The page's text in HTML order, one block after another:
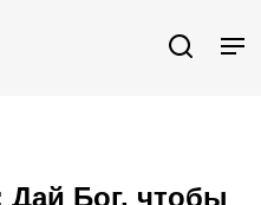
Дай Бог, чтобы